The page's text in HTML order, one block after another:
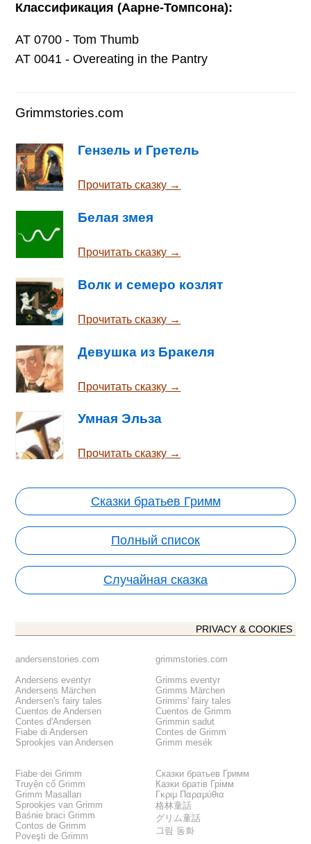
Классификация (Аарне-Томпсона):
AT 0700 - Tom Thumb
AT 0041 - Overeating in the Pantry
Grimmstories.com
Гензель и Гретель
Прочитать сказку →
Белая змея
Прочитать сказку →
Волк и семеро козлят
Прочитать сказку →
Девушка из Бракеля
Прочитать сказку →
Умная Эльза
Прочитать сказку →
Сказки братьев Гримм
Полный список
Случайная сказка
PRIVACY & COOKIES
andersenstories.com
Andersens eventyr
Andersens Märchen
Andersen's fairy tales
Cuentos de Andersen
Contes d'Andersen
Fiabe di Andersen
Sprookjes van Andersen
grimmstories.com
Grimms eventyr
Grimms Märchen
Grimms' fairy tales
Cuentos de Grimm
Grimmin sadut
Contes de Grimm
Grimm mesék
Fiabe dei Grimm
Truyện cổ Grimm
Grimm Masalları
Sprookjes van Grimm
Baśnie braci Grimm
Contos de Grimm
Poveşti de Grimm
Сказки братьев Гримм
Казки братів Грімм
Γκριμ Παραμύθια
格林童話
グリム童話
그림 동화